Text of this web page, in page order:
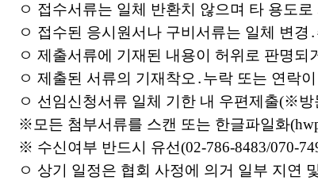
ㅇ 접수서류는 일체 반환치 않으며 타 용도
ㅇ 접수된 응시원서나 구비서류는 일체 변경 ․
ㅇ 제출서류에 기재된 내용이 허위로 판명
ㅇ 제출된 서류의 기재착오 ․누락 또는 연락
ㅇ 선임신청서류 일체 기한 내 우편제출(※
※ 모든 첨부서류를 스캔 또는 한글파일화
※ 수신여부 반드시 유선(02-786-8483/070-
ㅇ 상기 일정은 협회 사정에 의거 일부 지연